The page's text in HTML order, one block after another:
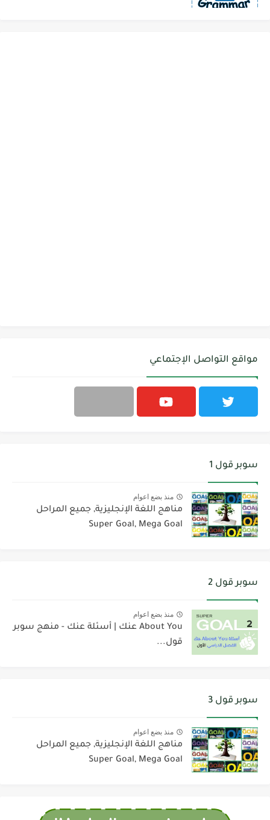
مواقع التواصل الإجتماعي
سوبر قول 1
منذ بضع اعوام
مناهج اللغة الإنجليزية, جميع المراحل
Super Goal, Mega Goal
سوبر قول 2
منذ بضع اعوام
About You عنك | أسئلة عنك - منهج سوبر
قول...
سوبر قول 3
منذ بضع اعوام
مناهج اللغة الإنجليزية, جميع المراحل
Super Goal, Mega Goal